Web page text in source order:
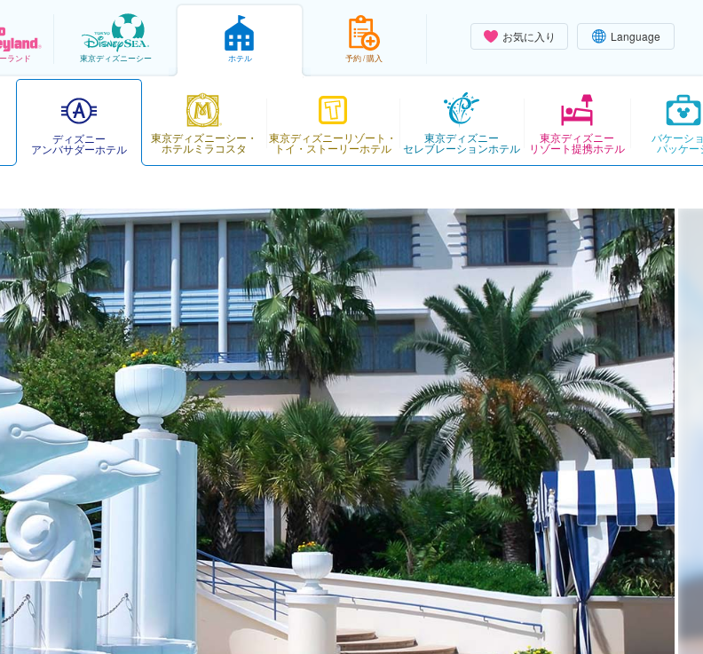
お気に入り Language
ランド 東京ディズニーシー ホテル 予約 / 購入
ディズニー
アンバサダーホテル
東京ディズニーシー・
ホテルミラコスタ
東京ディズニーリゾート・
トイ・ストーリーホテル
東京ディズニー
セレブレーションホテル
東京ディズニー
リゾート提携ホテル
バケーシ
パッケー